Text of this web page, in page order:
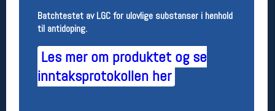
Batchtestet av LGC for ulovlige substanser i henhold
til antidoping.
Les mer om produktet og se
inntaksprotokollen her
Følg oss på